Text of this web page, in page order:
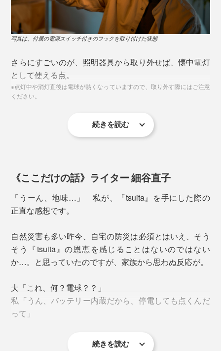
バッテリー充電によって点灯している様子
こちらの写真は、2022年に首都圏で発生した停電時の
メーカー、「日本防災スキーム株式会社」社長のお宅で
す。
明かりが点いているのが、異様にすら見えるこの光景。
これだけ真っ暗になってしまうことにも、改めて怖さを
感じます。小さなお子さんや高齢の方は、パニックにな
ってしまうこともあるでしょう。
災害時には、落下物によるケガや転倒など、二次災害を
写真は、付属の電源スイッチ付きのフックを取り付けた状態
さらにすごいのが、照明器具から取り外せば、懐中電灯
として使える点。
※点灯中や消灯直後は電球が熱くなっていますので、取り外す際にはご注意
ください。
懐中電灯を持っていても、いざとなると在処に辿り着け
「トイレへ行きたいけど、足元が暗くて不安」
続きを読む
《ここだけの話》ライター 細谷直子
「うーん、地味…」 私が、『tsuita』を手にした際の
正直な感想です。
自然災害も多い昨今、自宅の防災は必須とはいえ、そう
そう『tsuita』の恩恵を感じることはないのではない
か…。と思っていたのですが、家族から思わぬ反応が。
夫「これ、何？電球？？」
私「うん、バッテリー内蔵だから、停電しても点くんだ
って」
続きを読む